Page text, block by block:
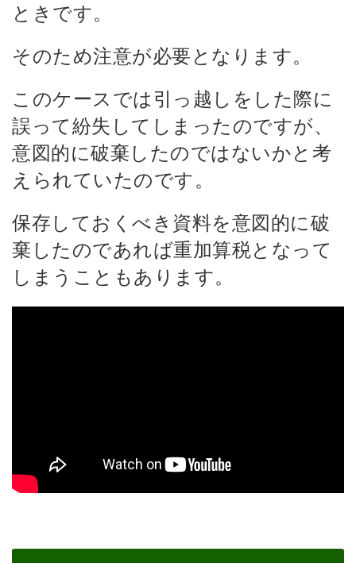
ときです。
そのため注意が必要となります。
このケースでは引っ越しをした際に
誤って紛失してしまったのですが、
意図的に破棄したのではないかと考
えられていたのです。
保存しておくべき資料を意図的に破
棄したのであれば重加算税となって
しまうこともあります。